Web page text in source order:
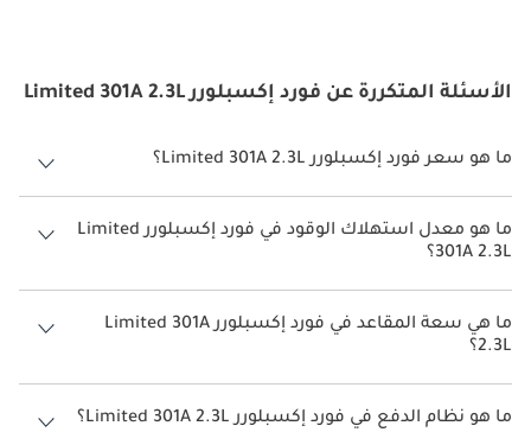
الأسئلة المتكررة عن فورد إكسبلورر Limited 301A 2.3L
ما هو سعر فورد إكسبلورر Limited 301A 2.3L؟
سعر فورد إكسبلورر Limited 301A 2.3L هو درهم 250,000.
ما هو معدل استهلاك الوقود في فورد إكسبلورر Limited
301A 2.3L؟
يبلغ معدل استهلاك الوقود المقترح من الشركة المصنعة لسيارة فورد
إكسبلورر 2026 من 7 كم/ليتر - 12 كم/ليتر.
ما هي سعة المقاعد في فورد إكسبلورر Limited 301A
2.3L؟
تتسع فورد إكسبلورر Limited 301A 2.3L لأ 7 أشخاص.
ما هو نظام الدفع في فورد إكسبلورر Limited 301A 2.3L؟